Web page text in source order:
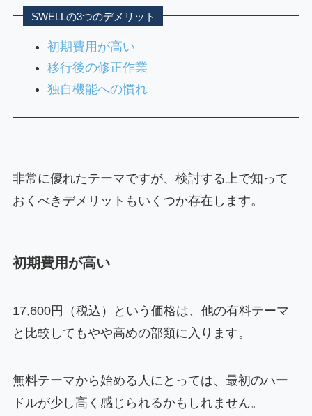
SWELLの3つのデメリット
初期費用が高い
移行後の修正作業
独自機能への慣れ
非常に優れたテーマですが、検討する上で知って
おくべきデメリットもいくつか存在します。
初期費用が高い
17,600円（税込）という価格は、他の有料テーマ
と比較してもやや高めの部類に入ります。
無料テーマから始める人にとっては、最初のハー
ドルが少し高く感じられるかもしれません。